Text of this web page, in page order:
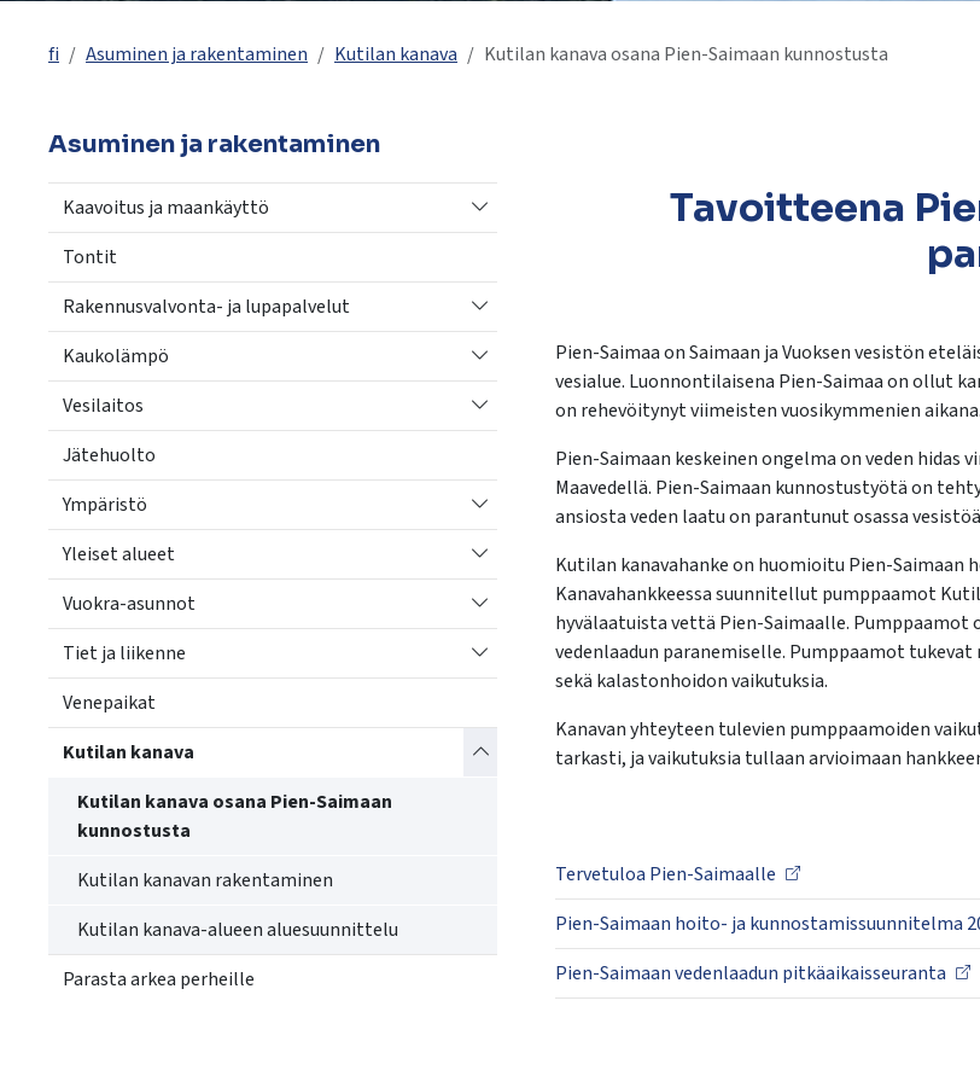
ja
fi Asuminen ja rakentaminen Kutilan kanava Kutilan kanava osana Pien-Saimaan kunnostusta
Asuminen ja rakentaminen
Kaavoitus ja maankäyttö
Vaihda alasvetovalikkoa
Tontit
Rakennusvalvonta- ja lupapalvelut
Vaihda alasvetovalikkoa
Kaukolämpö
Vaihda alasvetovalikkoa
Vesilaitos
Vaihda alasvetovalikkoa
Jätehuolto
Ympäristö
Vaihda alasvetovalikkoa
Yleiset alueet
Vaihda alasvetovalikkoa
Vuokra-asunnot
Vaihda alasvetovalikkoa
Tiet ja liikenne
Vaihda alasvetovalikkoa
Venepaikat
Kutilan kanava
Vaihda alasvetovalikkoa
Kutilan kanava osana Pien-Saimaan
kunnostusta
Kutilan kanavan rakentaminen
Kutilan kanava-alueen aluesuunnittelu
Parasta arkea perheille
Tavoitteena
Pien-Saimaa on Saimaan ja Vuoksen vesistön
vesialue. Luonnontilaisena Pien-Saimaa on ollut
on rehevöitynyt viimeisten vuosikymmenien aikana.
Pien-Saimaan keskeinen ongelma on veden hidas
Maavedellä. Pien-Saimaan kunnostustyötä on
ansiosta veden laatu on parantunut osassa
Kutilan kanavahanke on huomioitu Pien-Saimaan
Kanavahankkeessa suunnitellut pumppaamot
hyvälaatuista vettä Pien-Saimaalle. Pumppaamot
vedenlaadun paranemiselle. Pumppaamot
sekä kalastonhoidon vaikutuksia.
Kanavan yhteyteen tulevien pumppaamoiden
tarkasti, ja vaikutuksia tullaan arvioimaan
Tervetuloa Pien-Saimaalle
Pien-Saimaan hoito- ja kunnostamissuunnitelma
Pien-Saimaan vedenlaadun pitkäaikaisseuranta